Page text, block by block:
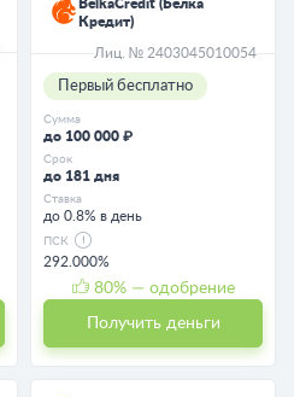
BelkaCredit (Белка
Кредит)
Лиц. № 2403045010054
Первый бесплатно
Сумма
до 100 000 ₽
Срок
до 181 дня
Ставка
до 0.8% в день
ПСК
292.000%
80% — одобрение
Получить деньги